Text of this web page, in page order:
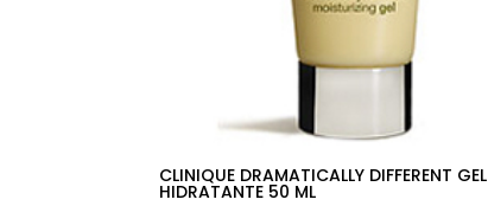
CLINIQUE DRAMATICALLY DIFFERENT GEL
HIDRATANTE 50 ML